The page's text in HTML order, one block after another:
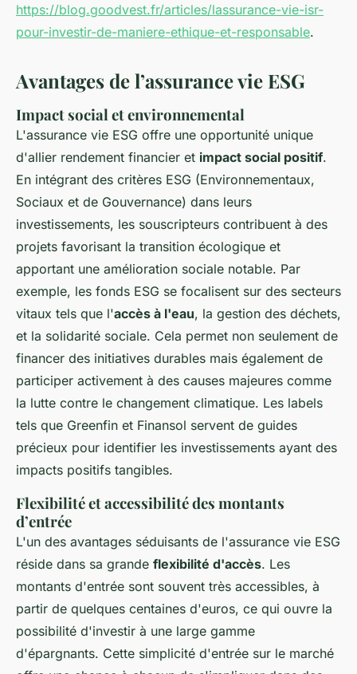
https://blog.goodvest.fr/articles/lassurance-vie-isr-
pour-investir-de-maniere-ethique-et-responsable.
Avantages de l’assurance vie ESG
Impact social et environnemental
L'assurance vie ESG offre une opportunité unique
d'allier rendement financier et impact social positif.
En intégrant des critères ESG (Environnementaux,
Sociaux et de Gouvernance) dans leurs
investissements, les souscripteurs contribuent à des
projets favorisant la transition écologique et
apportant une amélioration sociale notable. Par
exemple, les fonds ESG se focalisent sur des secteurs
vitaux tels que l'accès à l'eau, la gestion des déchets,
et la solidarité sociale. Cela permet non seulement de
financer des initiatives durables mais également de
participer activement à des causes majeures comme
la lutte contre le changement climatique. Les labels
tels que Greenfin et Finansol servent de guides
précieux pour identifier les investissements ayant des
impacts positifs tangibles.
Flexibilité et accessibilité des montants
d’entrée
L'un des avantages séduisants de l'assurance vie ESG
réside dans sa grande flexibilité d'accès. Les
montants d'entrée sont souvent très accessibles, à
partir de quelques centaines d'euros, ce qui ouvre la
possibilité d'investir à une large gamme
d'épargnants. Cette simplicité d'entrée sur le marché